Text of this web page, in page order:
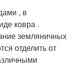
, в
ковра .
земляничных
отделить от